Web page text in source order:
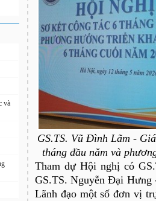
và
GS.TS. Vũ Đình Lãm -
tháng đầu năm và
Tham dự Hội nghị có
GS.TS. Nguyễn Đại Hưng
Lãnh đạo một số đơn vị